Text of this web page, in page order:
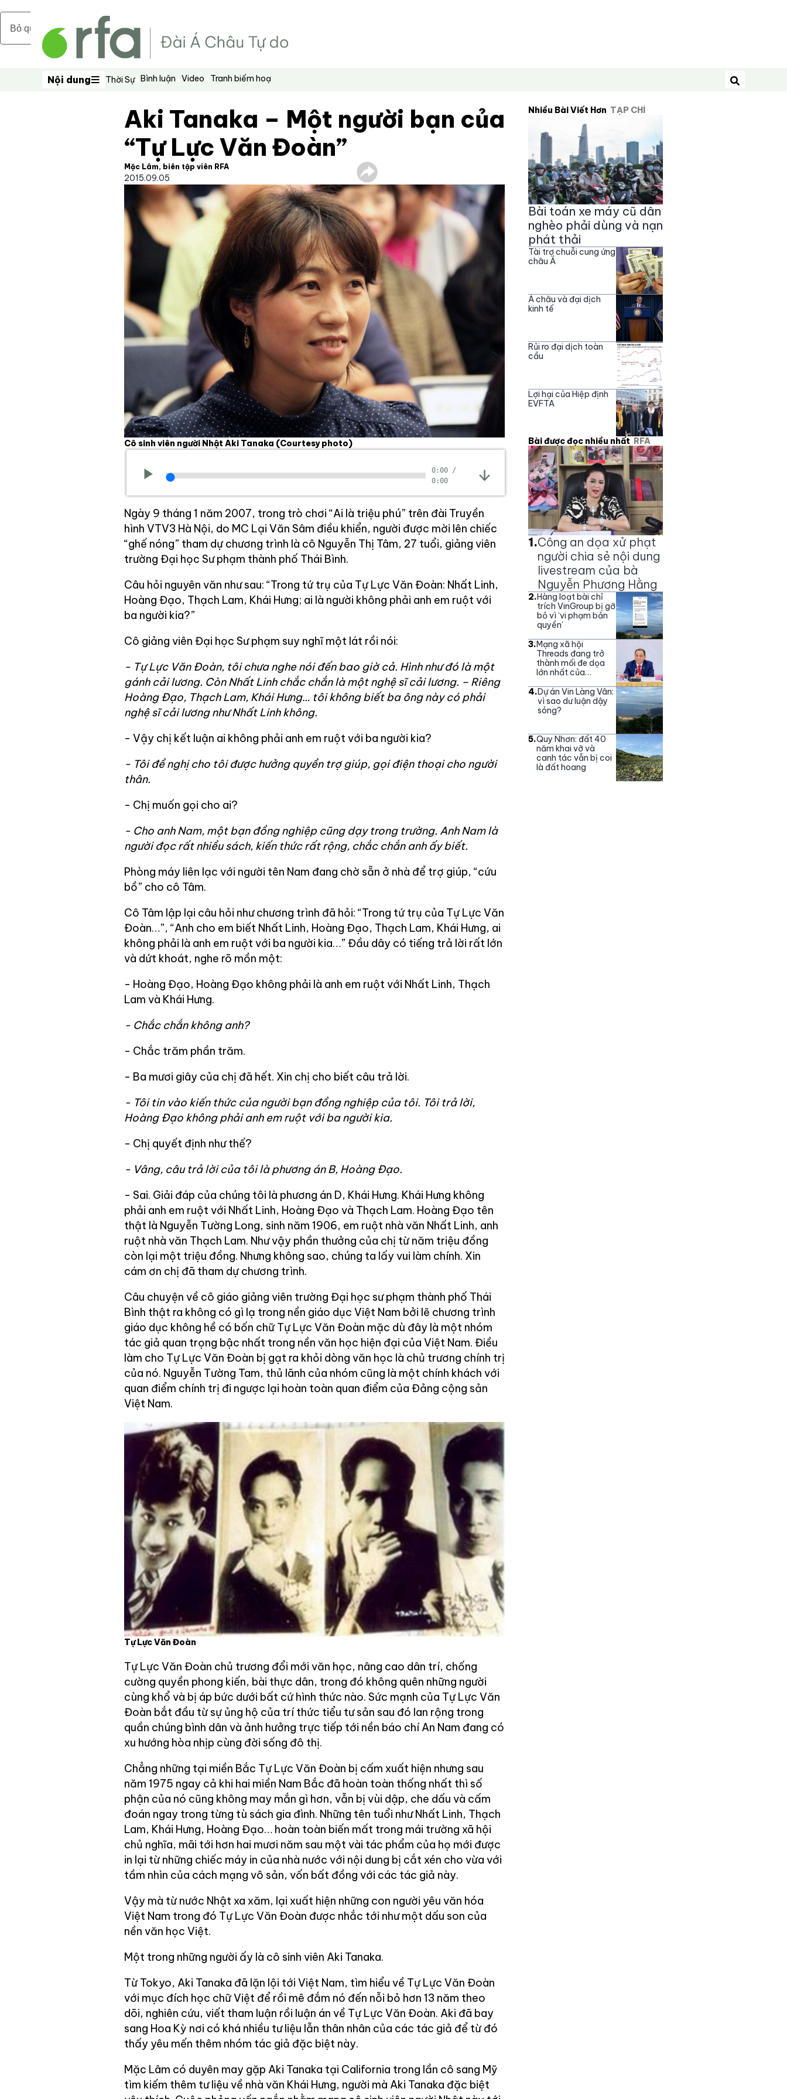
Bỏ qua nội dung chính
Nội dung
Nội dung Thời Sự Bình luận Video Tranh biếm hoạ
Tìm kiếm
Aki Tanaka – Một người bạn của
“Tự Lực Văn Đoàn”
Mặc Lâm, biên tập viên RFA
2015.09.05
Cô sinh viên người Nhật Aki Tanaka (Courtesy photo)
0:00 /
0:00
Ngày 9 tháng 1 năm 2007, trong trò chơi “Ai là triệu phú” trên đài Truyền
hình VTV3 Hà Nội, do MC Lại Văn Sâm điều khiển, người được mời lên chiếc
“ghế nóng” tham dự chương trình là cô Nguyễn Thị Tâm, 27 tuổi, giảng viên
trường Đại học Sư phạm thành phố Thái Bình.
Câu hỏi nguyên văn như sau: “Trong tứ trụ của Tự Lực Văn Đoàn: Nhất Linh,
Hoàng Đạo, Thạch Lam, Khái Hưng; ai là người không phải anh em ruột với
ba người kia?”
Cô giảng viên Đại học Sư phạm suy nghĩ một lát rồi nói:
- Tự Lực Văn Đoàn, tôi chưa nghe nói đến bao giờ cả. Hình như đó là một
gánh cải lương. Còn Nhất Linh chắc chắn là một nghệ sĩ cải lương. – Riêng
Hoàng Đạo, Thạch Lam, Khái Hưng… tôi không biết ba ông này có phải
nghệ sĩ cải lương như Nhất Linh không.
- Vậy chị kết luận ai không phải anh em ruột với ba người kia?
- Tôi đề nghị cho tôi được hưởng quyền trợ giúp, gọi điện thoại cho người
thân.
- Chị muốn gọi cho ai?
- Cho anh Nam, một bạn đồng nghiệp cũng dạy trong trường. Anh Nam là
người đọc rất nhiều sách, kiến thức rất rộng, chắc chắn anh ấy biết.
Phòng máy liên lạc với người tên Nam đang chờ sẵn ở nhà để trợ giúp, “cứu
bồ” cho cô Tâm.
Cô Tâm lập lại câu hỏi như chương trình đã hỏi: “Trong tứ trụ của Tự Lực Văn
Đoàn…”, “Anh cho em biết Nhất Linh, Hoàng Đạo, Thạch Lam, Khái Hưng, ai
không phải là anh em ruột với ba người kia…” Đầu dây có tiếng trả lời rất lớn
và dứt khoát, nghe rõ mồn một:
- Hoàng Đạo, Hoàng Đạo không phải là anh em ruột với Nhất Linh, Thạch
Lam và Khái Hưng.
- Chắc chắn không anh?
- Chắc trăm phần trăm.
- Ba mươi giây của chị đã hết. Xin chị cho biết câu trả lời.
- Tôi tin vào kiến thức của người bạn đồng nghiệp của tôi. Tôi trả lời,
Hoàng Đạo không phải anh em ruột với ba người kia.
- Chị quyết định như thế?
- Vâng, câu trả lời của tôi là phương án B, Hoàng Đạo.
- Sai. Giải đáp của chúng tôi là phương án D, Khái Hưng. Khái Hưng không
phải anh em ruột với Nhất Linh, Hoàng Đạo và Thạch Lam. Hoàng Đạo tên
thật là Nguyễn Tường Long, sinh năm 1906, em ruột nhà văn Nhất Linh, anh
ruột nhà văn Thạch Lam. Như vậy phần thưởng của chị từ năm triệu đồng
còn lại một triệu đồng. Nhưng không sao, chúng ta lấy vui làm chính. Xin
cám ơn chị đã tham dự chương trình.
Câu chuyện về cô giáo giảng viên trường Đại học sư phạm thành phố Thái
Bình thật ra không có gì lạ trong nền giáo dục Việt Nam bởi lẽ chương trình
giáo dục không hề có bốn chữ Tự Lực Văn Đoàn mặc dù đây là một nhóm
tác giả quan trọng bậc nhất trong nền văn học hiện đại của Việt Nam. Điều
làm cho Tự Lực Văn Đoàn bị gạt ra khỏi dòng văn học là chủ trương chính trị
của nó. Nguyễn Tường Tam, thủ lãnh của nhóm cũng là một chính khách với
quan điểm chính trị đi ngược lại hoàn toàn quan điểm của Đảng cộng sản
Việt Nam.
Tự Lực Văn Đoàn
Tự Lực Văn Đoàn chủ trương đổi mới văn học, nâng cao dân trí, chống
cường quyền phong kiến, bài thực dân, trong đó không quên những người
cùng khổ và bị áp bức dưới bất cứ hình thức nào. Sức mạnh của Tự Lực Văn
Đoàn bắt đầu từ sự ủng hộ của trí thức tiểu tư sản sau đó lan rộng trong
quần chúng bình dân và ảnh hưởng trực tiếp tới nền báo chí An Nam đang có
xu hướng hòa nhịp cùng đời sống đô thị.
Chẳng những tại miền Bắc Tự Lực Văn Đoàn bị cấm xuất hiện nhưng sau
năm 1975 ngay cả khi hai miền Nam Bắc đã hoàn toàn thống nhất thì số
phận của nó cũng không may mắn gì hơn, vẫn bị vùi dập, che dấu và cấm
đoán ngay trong từng tù sách gia đình. Những tên tuổi như Nhất Linh, Thạch
Lam, Khái Hưng, Hoàng Đạo… hoàn toàn biến mất trong mái trường xã hội
chủ nghĩa, mãi tới hơn hai mươi năm sau một vài tác phẩm của họ mới được
in lại từ những chiếc máy in của nhà nước với nội dung bị cắt xén cho vừa với
tầm nhìn của cách mạng vô sản, vốn bất đồng với các tác giả này.
Vậy mà từ nước Nhật xa xăm, lại xuất hiện những con người yêu văn hóa
Việt Nam trong đó Tự Lực Văn Đoàn được nhắc tới như một dấu son của
nền văn học Việt.
Một trong những người ấy là cô sinh viên Aki Tanaka.
Từ Tokyo, Aki Tanaka đã lặn lội tới Việt Nam, tìm hiểu về Tự Lực Văn Đoàn
với mục đích học chữ Việt để rồi mê đắm nó đến nỗi bỏ hơn 13 năm theo
dõi, nghiên cứu, viết tham luận rồi luận án về Tự Lực Văn Đoàn. Aki đã bay
sang Hoa Kỳ nơi có khá nhiều tư liệu lẫn thân nhân của các tác giả để từ đó
thấy yêu mến thêm nhóm tác giả đặc biệt này.
Mặc Lâm có duyên may gặp Aki Tanaka tại California trong lần cô sang Mỹ
tìm kiếm thêm tư liệu về nhà văn Khái Hưng, người mà Aki Tanaka đặc biệt
Nhiều Bài Viết Hơn TẠP CHÍ
Bài toán xe máy cũ dân
nghèo phải dùng và nạn
phát thải
Tài trợ chuỗi cung ứng
châu Á
Á châu và đại dịch
kinh tế
Rủi ro đại dịch toàn
cầu
Lợi hại của Hiệp định
EVFTA
Bài được đọc nhiều nhất RFA
1.Công an dọa xử phạt
người chia sẻ nội dung
livestream của bà
Nguyễn Phương Hằng
2.Hàng loạt bài chỉ
trích VinGroup bị gỡ
bỏ vì ‘vi phạm bản
quyền’
3.Mạng xã hội
Threads đang trở
thành mối đe dọa
lớn nhất của
4.Dự án Vin Làng Vân:
vì sao dư luận dậy
sóng?
5.Quy Nhơn: đất 40
năm khai vỡ và
canh tác vẫn bị coi
là đất hoang